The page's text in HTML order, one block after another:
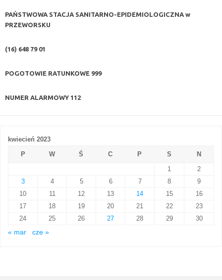
PAŃSTWOWA STACJA SANITARNO-EPIDEMIOLOGICZNA w
PRZEWORSKU
(16) 648 79 01
POGOTOWIE RATUNKOWE 999
NUMER ALARMOWY 112
kwiecień 2023
P
W Ś C P S
N
1
2
3
4 5 6 7 8
9
10
11 12 13 14 15
16
17
18 19 20 21 22
23
24
25 26 27 28 29
30
« mar
cze »